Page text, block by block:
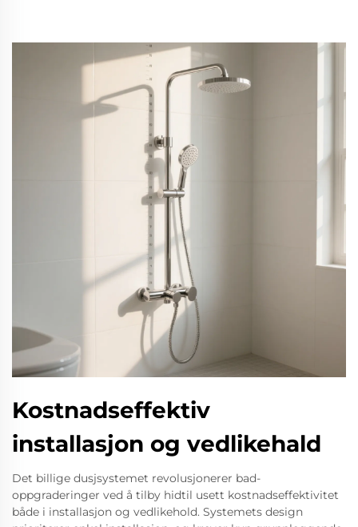
Kostnadseffektiv
installasjon og vedlikehald
Det billige dusjsystemet revolusjonerer bad-
oppgraderinger ved å tilby hidtil usett kostnadseffektivitet
både i installasjon og vedlikehold. Systemets design